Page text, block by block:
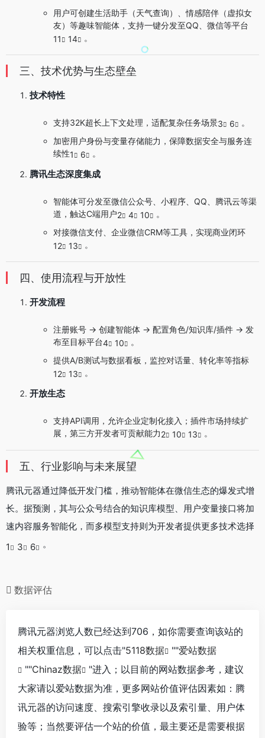
用户可创建生活助手（天气查询）、情感陪伴（虚拟女
友）等趣味智能体，支持一键分发至QQ、微信等平台
11
14 。
三、技术优势与生态壁垒
技术特性
支持32K超长上下文处理，适配复杂任务场景3 6
。
加密用户身份与变量存储能力，保障数据安全与服务连
续性1 6 。
腾讯生态深度集成
智能体可分发至微信公众号、小程序、QQ、腾讯云等渠
道，触达C端用户2 4 10
。
对接微信支付、企业微信CRM等工具，实现商业闭环
12
13 。
四、使用流程与开放性
开发流程
注册账号 → 创建智能体 → 配置角色/知识库/插件 → 发
布至目标平台4 10
。
提供A/B测试与数据看板，监控对话量、转化率等指标
12
13 。
开放生态
支持API调用，允许企业定制化接入；插件市场持续扩
展，第三方开发者可贡献能力2 10 13 。
五、行业影响与未来展望
腾讯元器通过降低开发门槛，推动智能体在微信生态的爆发式增
长。据预测，其与公众号结合的知识库模型、用户变量接口将加
速内容服务智能化，而多模型支持则为开发者提供更多技术选择
1
3 6 。
数据评估
腾讯元器浏览人数已经达到706，如你需要查询该站的
相关权重信息，可以点击"5118数据 ""爱站数据
""Chinaz数据
"进入；以目前的网站数据参考，建议
大家请以爱站数据为准，更多网站价值评估因素如：腾
讯元器的访问速度、搜索引擎收录以及索引量、用户体
验等；当然要评估一个站的价值，最主要还是需要根据